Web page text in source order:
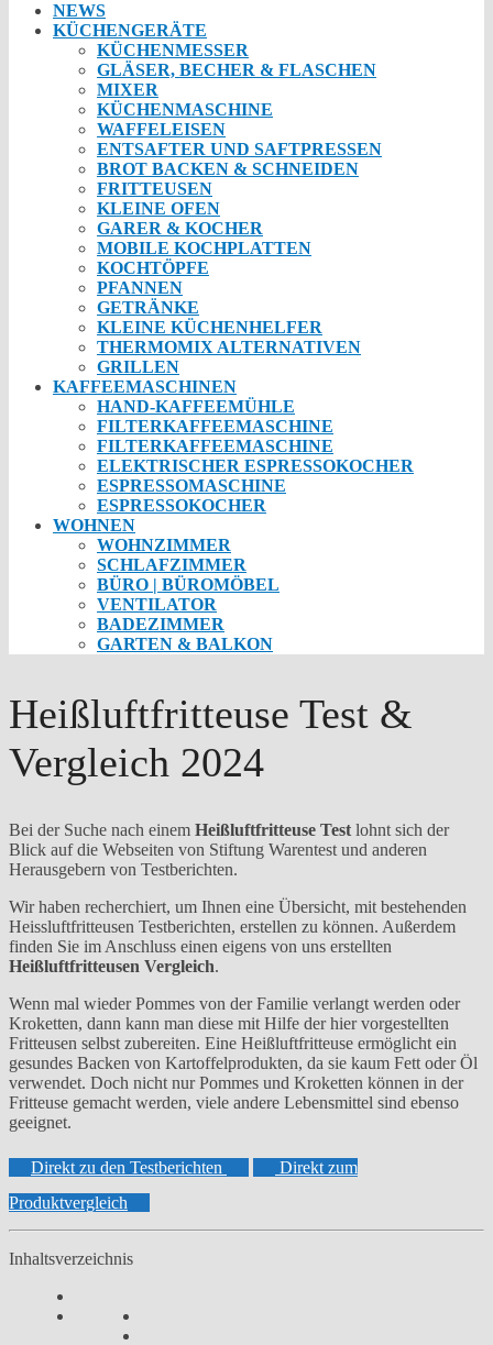
NEWS
KÜCHENGERÄTE
KÜCHENMESSER
GLÄSER, BECHER & FLASCHEN
MIXER
KÜCHENMASCHINE
WAFFELEISEN
ENTSAFTER UND SAFTPRESSEN
BROT BACKEN & SCHNEIDEN
FRITTEUSEN
KLEINE OFEN
GARER & KOCHER
MOBILE KOCHPLATTEN
KOCHTÖPFE
PFANNEN
GETRÄNKE
KLEINE KÜCHENHELFER
THERMOMIX ALTERNATIVEN
GRILLEN
KAFFEEMASCHINEN
HAND-KAFFEEMÜHLE
FILTERKAFFEEMASCHINE
FILTERKAFFEEMASCHINE
ELEKTRISCHER ESPRESSOKOCHER
ESPRESSOMASCHINE
ESPRESSOKOCHER
WOHNEN
WOHNZIMMER
SCHLAFZIMMER
BÜRO | BÜROMÖBEL
VENTILATOR
BADEZIMMER
GARTEN & BALKON
Heißluftfritteuse Test &
Vergleich 2024
Bei der Suche nach einem Heißluftfritteuse Test lohnt sich der
Blick auf die Webseiten von Stiftung Warentest und anderen
Herausgebern von Testberichten.
Wir haben recherchiert, um Ihnen eine Übersicht, mit bestehenden
Heissluftfritteusen Testberichten, erstellen zu können. Außerdem
finden Sie im Anschluss einen eigens von uns erstellten
Heißluftfritteusen Vergleich.
Wenn mal wieder Pommes von der Familie verlangt werden oder
Kroketten, dann kann man diese mit Hilfe der hier vorgestellten
Fritteusen selbst zubereiten. Eine Heißluftfritteuse ermöglicht ein
gesundes Backen von Kartoffelprodukten, da sie kaum Fett oder Öl
verwendet. Doch nicht nur Pommes und Kroketten können in der
Fritteuse gemacht werden, viele andere Lebensmittel sind ebenso
geeignet.
Direkt zu den Testberichten
Direkt zum
Produktvergleich
Inhaltsverzeichnis